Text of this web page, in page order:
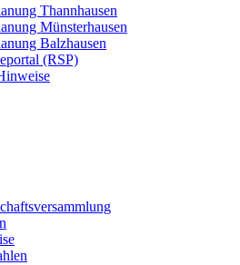
Thannhausen
Münsterhausen
Balzhausen
(RSP)